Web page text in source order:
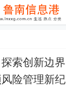
索创新边
险管理新